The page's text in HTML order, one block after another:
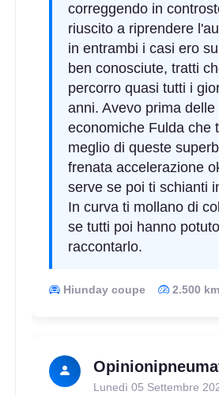
correggendo in
riuscito a riprendere
in entrambi i casi ero
ben conosciute, tratti
percorro quasi tutti i
anni. Avevo prima delle
economiche Fulda che
meglio di queste
frenata accelerazione
serve se poi ti schianti
In curva ti mollano di
se tutti poi hanno potuto
raccontarlo.
Hiunday coupe 2.500 km
Lunedì 05 Settembre